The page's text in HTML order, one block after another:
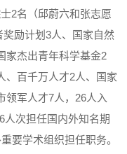
2名（邱蔚六和张志愿
励计划3人、国家自然
家杰出青年科学基金2
、百千万人才2人、国家
领军人才7人，26人入
人次担任国内外知名期
要学术组织担任职务。